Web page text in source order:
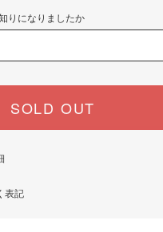
りになりましたか
SOLD OUT
表記